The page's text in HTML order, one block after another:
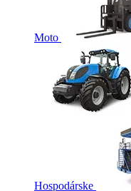
Moto
Hospodárske